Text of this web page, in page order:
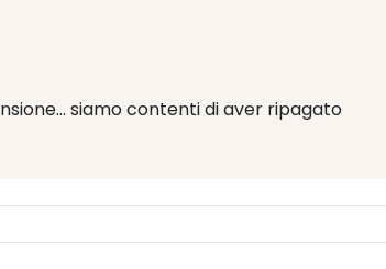
siamo contenti di aver ripagato